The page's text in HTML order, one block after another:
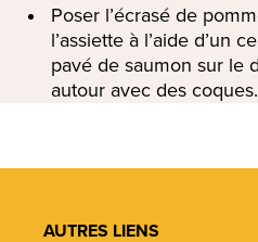
Poser l’écrasé de
l’assiette à l’aide d’un
pavé de saumon sur le
autour avec des coques.
AUTRES LIENS